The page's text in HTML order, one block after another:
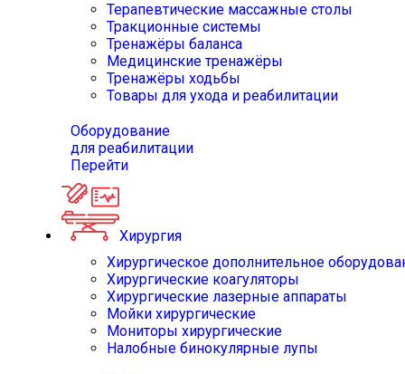
Терапевтические массажные столы
Тракционные системы
Тренажёры баланса
Медицинские тренажёры
Тренажёры ходьбы
Товары для ухода и реабилитации
Оборудование
для реабилитации
Перейти
Хирургия
Хирургическое дополнительное
Хирургические коагуляторы
Хирургические лазерные аппараты
Мойки хирургические
Мониторы хирургические
Налобные бинокулярные лупы